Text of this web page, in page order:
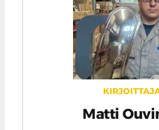
Matti